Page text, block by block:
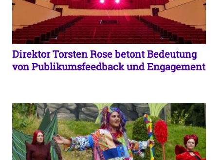
Direktor Torsten Rose betont Bedeutung
von Publikumsfeedback und Engagement